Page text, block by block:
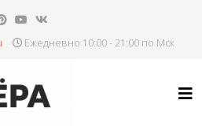
Ежедневно 10:00 - 21:00 по Мск